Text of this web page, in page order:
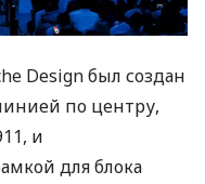
Design был создан
по центру,
и
для блока